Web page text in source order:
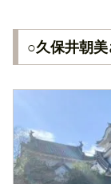
○久保井朝美